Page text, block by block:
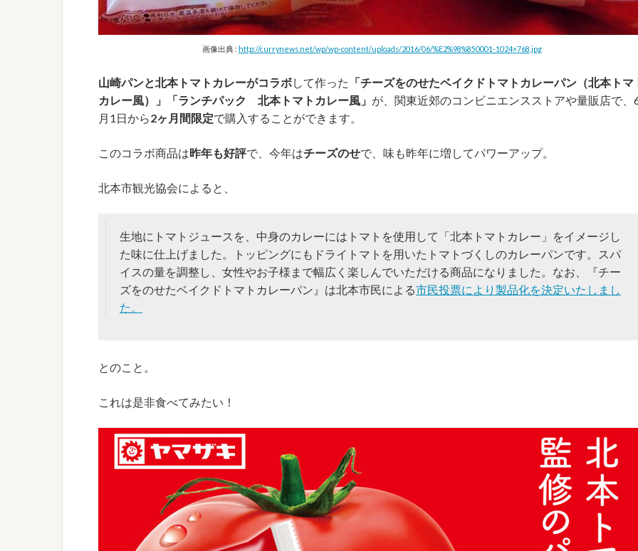
画像出典 : http://currynews.net/wp/wp-content/uploads/2016/06/%E2%98%850001-1024×768.jpg
山崎パンと北本トマトカレーがコラボして作った 「チーズをのせたベイクドトマトカレーパン（北本トマ
カレー風）」「ランチパック 北本トマトカレー風」 が、関東近郊のコンビニエンスストアや量販店で、
月1日から2ヶ月間限定で購入することができます。
このコラボ商品は昨年も好評で、今年はチーズのせで、味も昨年に増してパワーアップ。
北本市観光協会によると、
生地にトマトジュースを、中身のカレーにはトマトを使用して「北本トマトカレー」をイメージし
た味に仕上げました。トッピングにもドライトマトを用いたトマトづくしのカレーパンです。スパ
イスの量を調整し、女性やお子様まで幅広く楽しんでいただける商品になりました。なお、『チー
ズをのせたベイクドトマトカレーパン』は北本市民による市民投票により製品化を決定いたしまし
た。
とのこと。
これは是非食べてみたい！